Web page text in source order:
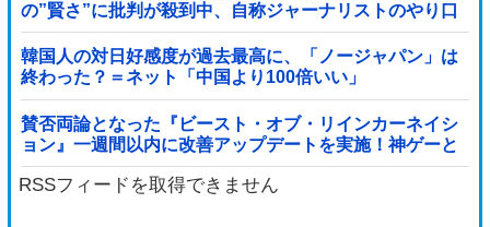
の”賢さ”に批判が殺到中、自称ジャーナリストのやり口
というのが……
韓国人の対日好感度が過去最高に、「ノージャパン」は
終わった？＝ネット「中国より100倍いい」
賛否両論となった『ビースト・オブ・リインカーネイシ
ョン』一週間以内に改善アップデートを実施！神ゲーと
なるか？
RSSフィードを取得できません